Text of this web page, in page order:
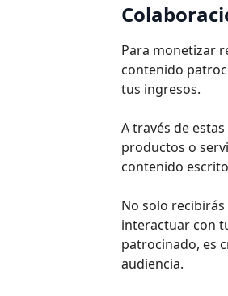
Para monetizar
contenido
tus ingresos.
A través de
productos o
contenido
No solo
interactuar con
patrocinado, es
audiencia.